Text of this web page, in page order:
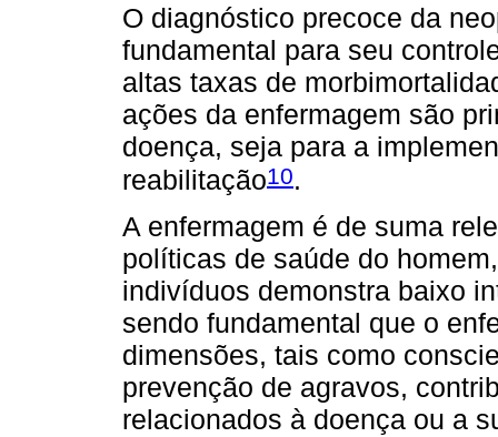
O diagnóstico precoce da
fundamental para seu
altas taxas de
ações da enfermagem são
doença, seja para a
reabilitação10.
A enfermagem é de suma
políticas de saúde do
indivíduos demonstra baixo
sendo fundamental que o
dimensões, tais como
prevenção de agravos,
relacionados à doença ou a